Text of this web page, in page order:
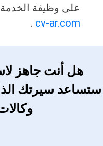
على وظيفة الخدمة
cv-ar.com
.
هل أنت جاهز
ستساعد سيرتك